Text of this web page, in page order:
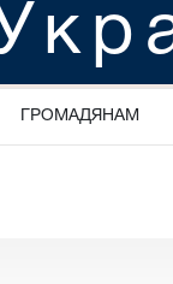
ГРОМАДЯНАМ